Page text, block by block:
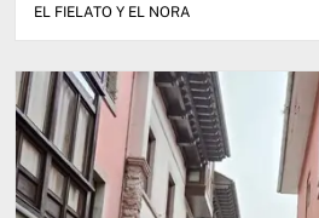
EL FIELATO Y EL NORA